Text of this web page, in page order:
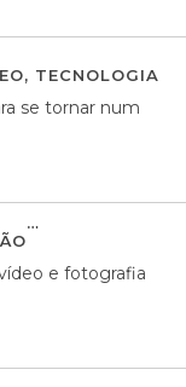
, TECNOLOGIA
se tornar num
e fotografia